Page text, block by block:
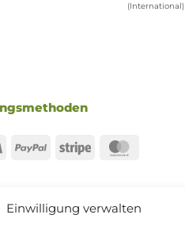
Einwilligung verwalten
(International)
Visa PayPal Stripe